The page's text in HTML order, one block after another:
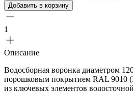
Добавить в корзину
1
Описание
Водосборная воронка диаметром
порошковым покрытием RAL 9010
из ключевых элементов